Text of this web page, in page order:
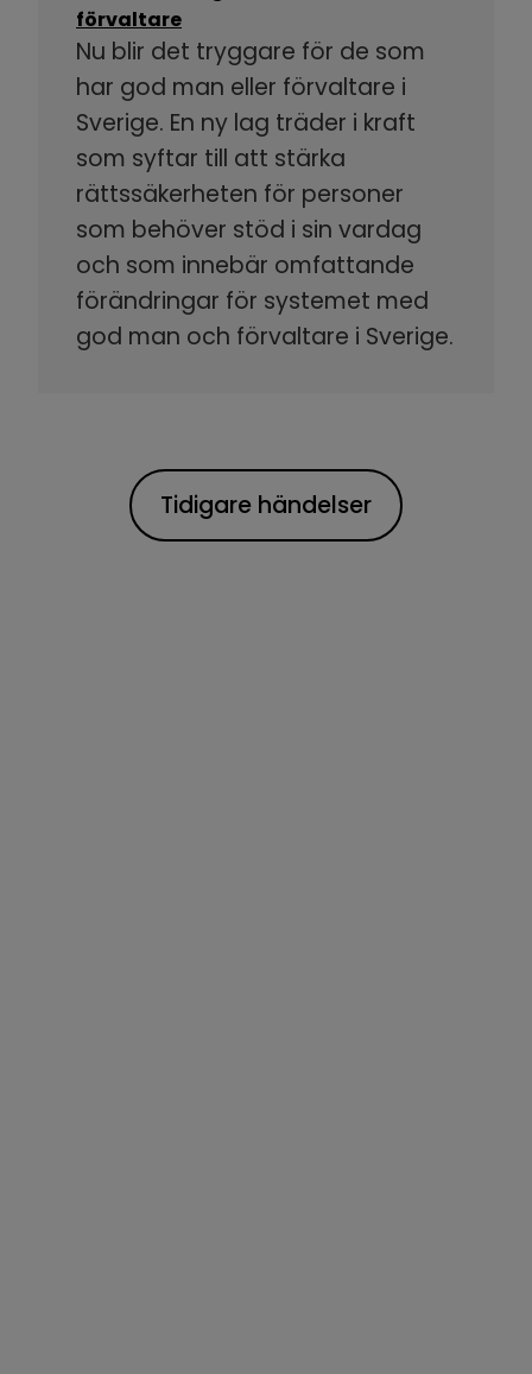
förvaltare
Nu blir det tryggare för de som
har god man eller förvaltare i
Sverige. En ny lag träder i kraft
som syftar till att stärka
rättssäkerheten för personer
som behöver stöd i sin vardag
och som innebär omfattande
förändringar för systemet med
god man och förvaltare i Sverige.
Tidigare händelser